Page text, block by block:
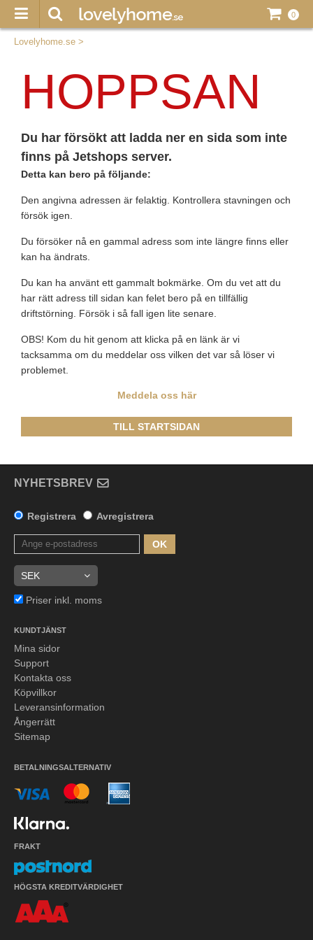
0
Lovelyhome.se >
HOPPSAN
Du har försökt att ladda ner en sida som inte
finns på Jetshops server.
Detta kan bero på följande:
Den angivna adressen är felaktig. Kontrollera stavningen och
försök igen.
Du försöker nå en gammal adress som inte längre finns eller
kan ha ändrats.
Du kan ha använt ett gammalt bokmärke. Om du vet att du
har rätt adress till sidan kan felet bero på en tillfällig
driftstörning. Försök i så fall igen lite senare.
OBS! Kom du hit genom att klicka på en länk är vi
tacksamma om du meddelar oss vilken det var så löser vi
problemet.
Meddela oss här
TILL STARTSIDAN
NYHETSBREV
Registrera Avregistrera
OK
Priser inkl. moms
KUNDTJÄNST
Mina sidor
Support
Kontakta oss
Köpvillkor
Leveransinformation
Ångerrätt
Sitemap
BETALNINGSALTERNATIV
FRAKT
HÖGSTA KREDITVÄRDIGHET